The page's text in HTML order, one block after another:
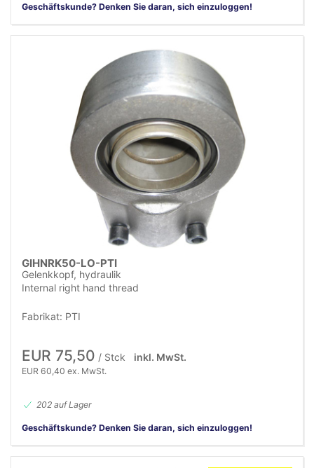
Geschäftskunde? Denken Sie daran, sich einzuloggen!
GIHNRK50-LO-PTI
Gelenkkopf, hydraulik
Internal right hand thread
Fabrikat: PTI
EUR 75,50 / Stck inkl. MwSt.
EUR 60,40 ex. MwSt.
202 auf Lager
Geschäftskunde? Denken Sie daran, sich einzuloggen!